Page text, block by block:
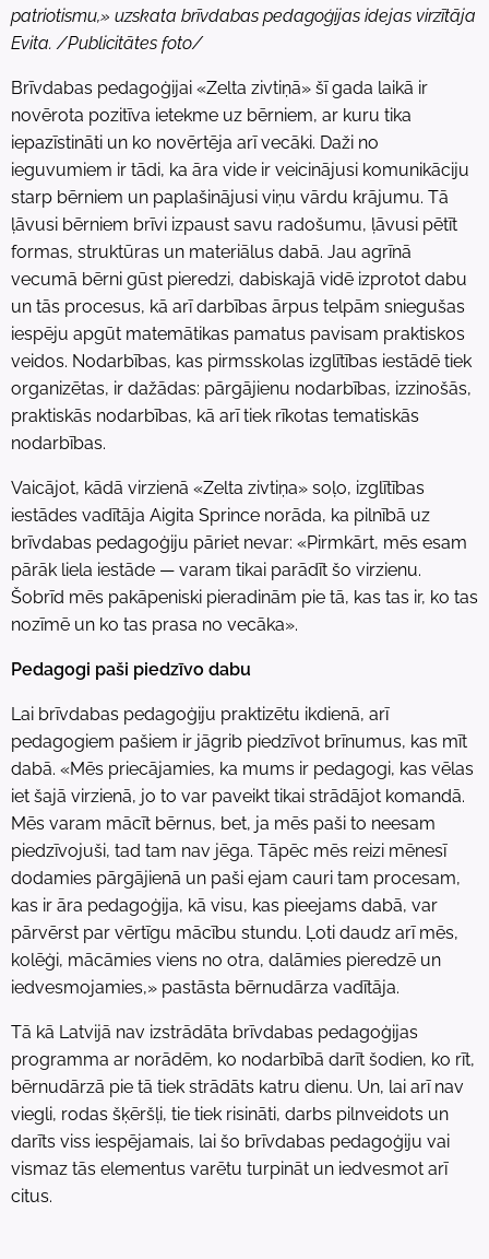
patriotismu,» uzskata brīvdabas pedagoģijas idejas virzītāja
Evita. /Publicitātes foto/
Brīvdabas pedagoģijai «Zelta zivtiņā» šī gada laikā ir
novērota pozitīva ietekme uz bērniem, ar kuru tika
iepazīstināti un ko novērtēja arī vecāki. Daži no
ieguvumiem ir tādi, ka āra vide ir veicinājusi komunikāciju
starp bērniem un paplašinājusi viņu vārdu krājumu. Tā
ļāvusi bērniem brīvi izpaust savu radošumu, ļāvusi pētīt
formas, struktūras un materiālus dabā. Jau agrīnā
vecumā bērni gūst pieredzi, dabiskajā vidē izprotot dabu
un tās procesus, kā arī darbības ārpus telpām sniegušas
iespēju apgūt matemātikas pamatus pavisam praktiskos
veidos. Nodarbības, kas pirmsskolas izglītības iestādē tiek
organizētas, ir dažādas: pārgājienu nodarbības, izzinošās,
praktiskās nodarbības, kā arī tiek rīkotas tematiskās
nodarbības.
Vaicājot, kādā virzienā «Zelta zivtiņa» soļo, izglītības
iestādes vadītāja Aigita Sprince norāda, ka pilnībā uz
brīvdabas pedagoģiju pāriet nevar: «Pirmkārt, mēs esam
pārāk liela iestāde — varam tikai parādīt šo virzienu.
Šobrīd mēs pakāpeniski pieradinām pie tā, kas tas ir, ko tas
nozīmē un ko tas prasa no vecāka».
Pedagogi paši piedzīvo dabu
Lai brīvdabas pedagoģiju praktizētu ikdienā, arī
pedagogiem pašiem ir jāgrib piedzīvot brīnumus, kas mīt
dabā. «Mēs priecājamies, ka mums ir pedagogi, kas vēlas
iet šajā virzienā, jo to var paveikt tikai strādājot komandā.
Mēs varam mācīt bērnus, bet, ja mēs paši to neesam
piedzīvojuši, tad tam nav jēga. Tāpēc mēs reizi mēnesī
dodamies pārgājienā un paši ejam cauri tam procesam,
kas ir āra pedagoģija, kā visu, kas pieejams dabā, var
pārvērst par vērtīgu mācību stundu. Ļoti daudz arī mēs,
kolēģi, mācāmies viens no otra, dalāmies pieredzē un
iedvesmojamies,» pastāsta bērnudārza vadītāja.
Tā kā Latvijā nav izstrādāta brīvdabas pedagoģijas
programma ar norādēm, ko nodarbībā darīt šodien, ko rīt,
bērnudārzā pie tā tiek strādāts katru dienu. Un, lai arī nav
viegli, rodas šķēršļi, tie tiek risināti, darbs pilnveidots un
darīts viss iespējamais, lai šo brīvdabas pedagoģiju vai
vismaz tās elementus varētu turpināt un iedvesmot arī
citus.